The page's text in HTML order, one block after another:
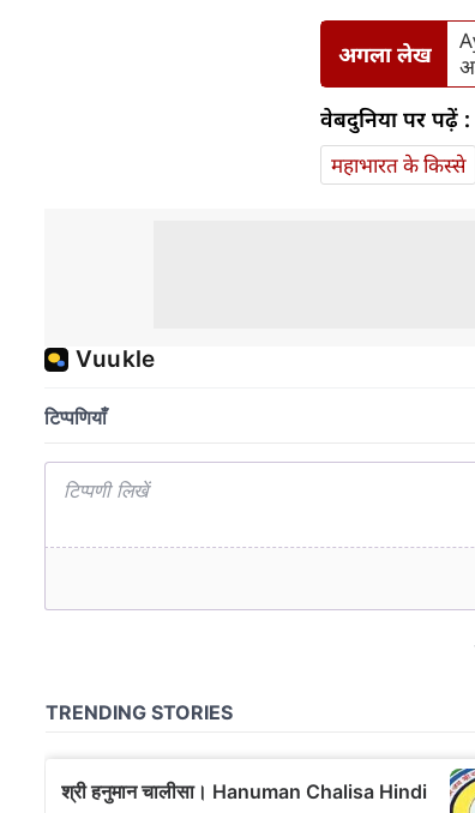
अगला लेख
वेबदुनिया पर पढ़ें :
महाभारत के किस्से